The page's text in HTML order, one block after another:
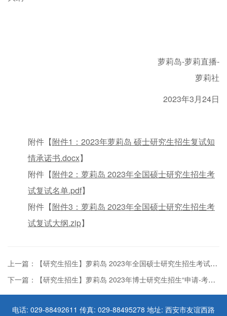
萝莉岛-萝莉直播-
萝莉社
2023年3月24日
附件【附件1：2023年萝莉岛 硕士研究生招生复试知
情承诺书.docx】
附件【附件2：萝莉岛 2023年全国硕士研究生招生考
试复试名单.pdf】
附件【附件3：萝莉岛 2023年全国硕士研究生招生考
试复试大纲.zip】
上一篇：【研究生招生】萝莉岛 2023年全国硕士研究生招生考试一志愿复试拟录取名单
下一篇：【研究生招生】萝莉岛 2023年博士研究生招生“申请-考核”制 实施方案
电话: 029-88492611 传真: 029-88495278 地址: 西安市友谊西路